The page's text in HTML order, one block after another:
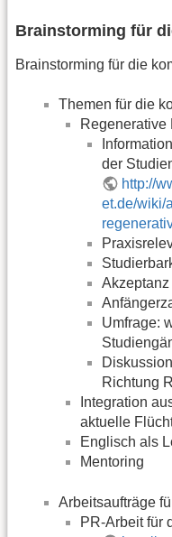
Brainstorming für
Brainstorming für die
Themen für die
Regenerative
der
http://
et.de/wiki/
Akzeptanz
Umfrage:
Richtung
Integration
aktuelle
Englisch als
Mentoring
Arbeitsaufträge
PR-Arbeit für